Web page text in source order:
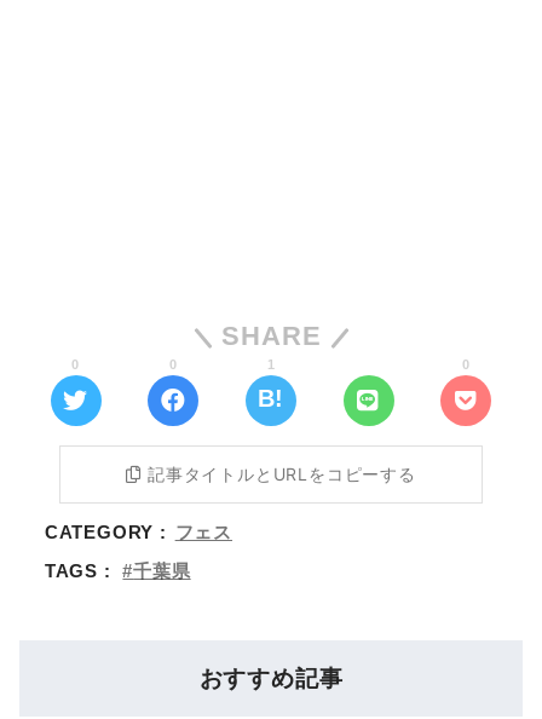
SHARE
0 0 1 0
記事タイトルとURLをコピーする
CATEGORY : フェス
TAGS :
千葉県
おすすめ記事